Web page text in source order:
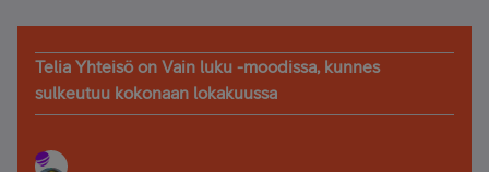
Telia Yhteisö on Vain luku -moodissa, kunnes
sulkeutuu kokonaan lokakuussa